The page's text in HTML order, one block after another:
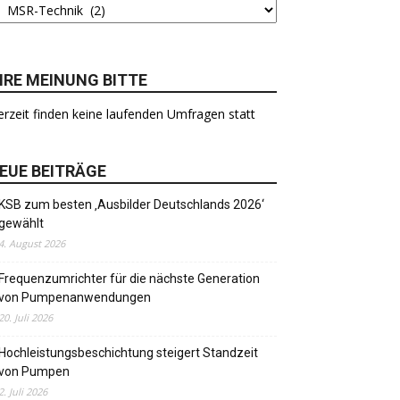
MEINUNG BITTE
finden keine laufenden Umfragen statt
BEITRÄGE
KSB zum besten ‚Ausbilder Deutschlands 2026‘
4. August 2026
Frequenzumrichter für die nächste Generation
Pumpenanwendungen
20. Juli 2026
Hochleistungsbeschichtung steigert Standzeit
Pumpen
2. Juli 2026